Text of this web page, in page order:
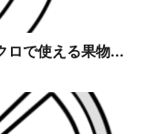
ロで使える果物...